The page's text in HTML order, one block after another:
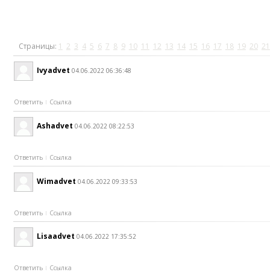
Страницы: 1 2 3 4 5 6 7 8 9 10 11 12 13 14 15 16 17 18 19 20 21
Ivyadvet 04.06.2022 06:36:48
Ответить Ссылка
Ashadvet 04.06.2022 08:22:53
Ответить Ссылка
Wimadvet 04.06.2022 09:33:53
Ответить Ссылка
Lisaadvet 04.06.2022 17:35:52
Ответить Ссылка